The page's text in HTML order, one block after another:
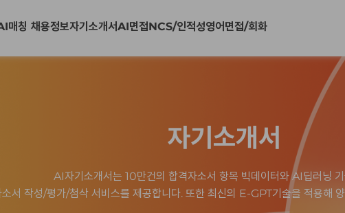
매칭 채용정보자기소개서AI면접NCS/인적성영어면접/회화
자기소개서
AI자기소개서는 10만건의 합격자소서 항목 빅데이터와 AI딥러닝
서 작성/평가/첨삭 서비스를 제공합니다. 또한 최신의 E-GPT기술을 적용해